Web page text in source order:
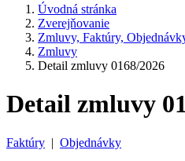
Úvodná stránka
Zverejňovanie
Zmluvy, Faktúry,
Zmluvy
Detail zmluvy 0168/2026
Detail zmluvy
Faktúry | Objednávky